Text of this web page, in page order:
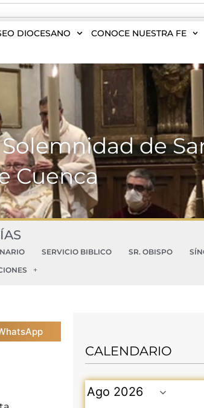
DIOCESANO CONOCE NUESTRA FE
de
Cuenca
SERVICIO BIBLICO SR. OBISPO
CALENDARIO